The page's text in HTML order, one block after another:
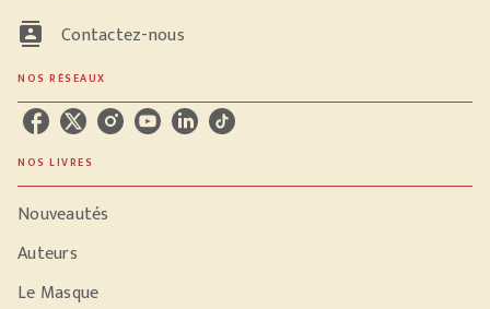
contacts Contactez-nous
NOS RÉSEAUX
NOS LIVRES
Nouveautés
Auteurs
Le Masque